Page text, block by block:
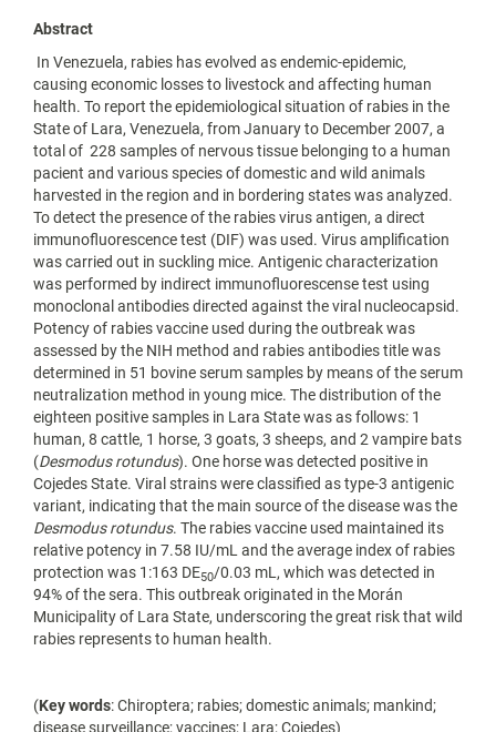
Abstract
In Venezuela, rabies has evolved as endemic-epidemic,
causing economic losses to livestock and affecting human
health. To report the epidemiological situation of rabies in the
State of Lara, Venezuela, from January to December 2007, a
total of 228 samples of nervous tissue belonging to a human
pacient and various species of domestic and wild animals
harvested in the region and in bordering states was analyzed.
To detect the presence of the rabies virus antigen, a direct
immunofluorescence test (DIF) was used. Virus amplification
was carried out in suckling mice. Antigenic characterization
was performed by indirect immunofluorescense test using
monoclonal antibodies directed against the viral nucleocapsid.
Potency of rabies vaccine used during the outbreak was
assessed by the NIH method and rabies antibodies title was
determined in 51 bovine serum samples by means of the serum
neutralization method in young mice. The distribution of the
eighteen positive samples in Lara State was as follows: 1
human, 8 cattle, 1 horse, 3 goats, 3 sheeps, and 2 vampire bats
(Desmodus rotundus). One horse was detected positive in
Cojedes State. Viral strains were classified as type-3 antigenic
variant, indicating that the main source of the disease was the
Desmodus rotundus. The rabies vaccine used maintained its
relative potency in 7.58 IU/mL and the average index of rabies
protection was 1:163 DE50/0.03 mL, which was detected in
94% of the sera. This outbreak originated in the Morán
Municipality of Lara State, underscoring the great risk that wild
rabies represents to human health.
(Key words: Chiroptera; rabies; domestic animals; mankind;
disease surveillance; vaccines; Lara; Cojedes)